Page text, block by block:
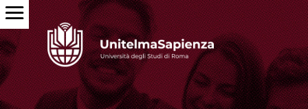
Torna alle news